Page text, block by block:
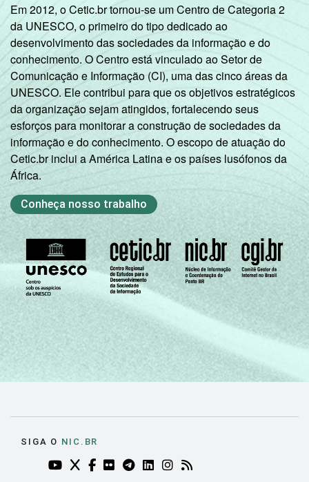
Em 2012, o Cetic.br tornou-se um Centro de Categoria 2
da UNESCO, o primeiro do tipo dedicado ao
desenvolvimento das sociedades da informação e do
conhecimento. O Centro está vinculado ao Setor de
Comunicação e Informação (CI), uma das cinco áreas da
UNESCO. Ele contribui para que os objetivos estratégicos
da organização sejam atingidos, fortalecendo seus
esforços para monitorar a construção de sociedades da
informação e do conhecimento. O escopo de atuação do
Cetic.br inclui a América Latina e os países lusófonos da
África.
Conheça nosso trabalho
SIGA O NIC.BR
YOUTUBE DO NIC.BR (ABRE EM NOVA ABA)
TWITTER DO NIC.BR (ABRE EM NOVA ABA)
FACEBOOK DO NIC.BR (ABRE EM NOVA
FLICKR DO NIC.BR (ABRE EM NOVA
TELEGRAM DO NIC.BR (ABRE EM
LINKEDIN DO NIC.BR (ABRE
INSTAGRAM DO NIC.BR
RSS DO NIC.BR (ABRE